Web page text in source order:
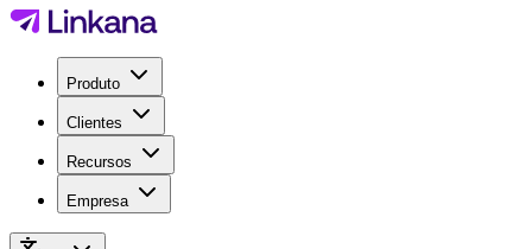
Produto
Clientes
Recursos
Empresa